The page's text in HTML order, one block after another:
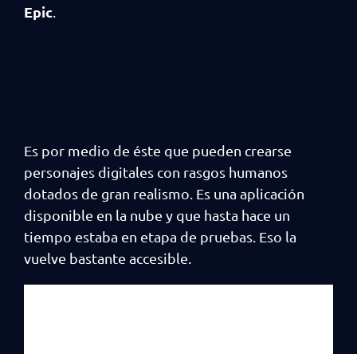
Epic
Es por medio de éste que pueden crearse
personajes digitales con rasgos humanos
dotados de gran realismo. Es una aplicación
disponible en la nube y que hasta hace un
tiempo estaba en etapa de pruebas. Eso la
vuelve bastante accesible.